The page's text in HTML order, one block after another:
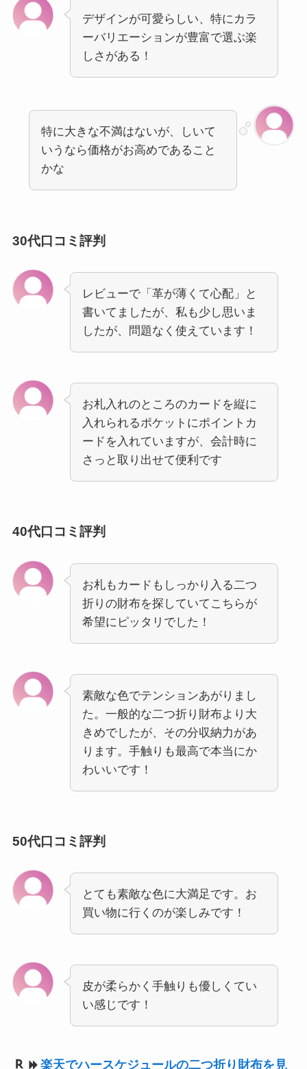
デザインが可愛らしい、特にカラ
ーバリエーションが豊富で選ぶ楽
しさがある！
特に大きな不満はないが、しいて
いうなら価格がお高めであること
かな
30代口コミ評判
レビューで「革が薄くて心配」と
書いてましたが、私も少し思いま
したが、問題なく使えています！
お札入れのところのカードを縦に
入れられるポケットにポイントカ
ードを入れていますが、会計時に
さっと取り出せて便利です
40代口コミ評判
お札もカードもしっかり入る二つ
折りの財布を探していてこちらが
希望にピッタリでした！
素敵な色でテンションあがりまし
た。一般的な二つ折り財布より大
きめでしたが、その分収納力があ
ります。手触りも最高で本当にか
わいいです！
50代口コミ評判
とても素敵な色に大満足です。お
買い物に行くのが楽しみです！
皮が柔らかく手触りも優しくてい
い感じです！
楽天でハースケジュールの二つ折り財布を見